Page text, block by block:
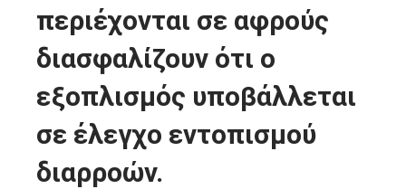
περιέχονται σε αφρούς
διασφαλίζουν ότι ο
εξοπλισμός υποβάλλεται
σε έλεγχο εντοπισμού
διαρροών.